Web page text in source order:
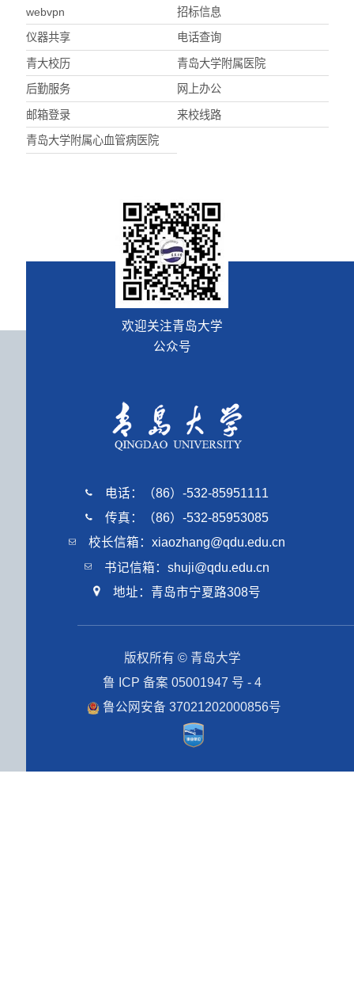
webvpn 招标信息
仪器共享 电话查询
青大校历 青岛大学附属医院
后勤服务 网上办公
邮箱登录 来校线路
青岛大学附属心血管病医院
欢迎关注青岛大学
公众号
电话：（86）-532-85951111
传真：（86）-532-85953085
校长信箱：xiaozhang@qdu.edu.cn
书记信箱：shuji@qdu.edu.cn
地址：青岛市宁夏路308号
版权所有 © 青岛大学
鲁 ICP 备案 05001947 号 - 4
鲁公网安备 37021202000856号